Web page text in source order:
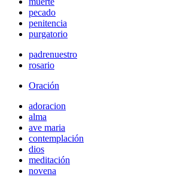
pecado
penitencia
purgatorio
padrenuestro
rosario
Oración
adoracion
alma
ave maria
contemplación
dios
meditación
novena